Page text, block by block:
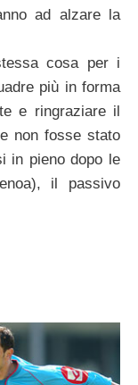
ad alzare la
cosa per i
più in forma
e ringraziare il
non fosse stato
in pieno dopo le
il passivo